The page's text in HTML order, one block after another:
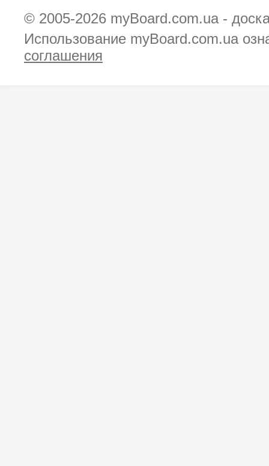
© 2005-2026 myBoard.com.ua -
Использование myBoard.com.ua
соглашения